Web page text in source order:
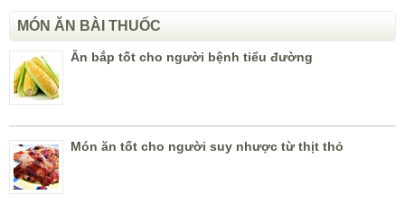
MÓN ĂN BÀI THUỐC
Ăn bắp tốt cho người bệnh tiểu đường
Món ăn tốt cho người suy nhược từ thịt thỏ